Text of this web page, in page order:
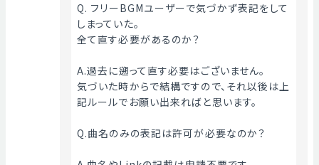
Q. フリーBGMユーザーで気づかず表記をして
しまっていた。
全て直す必要があるのか？
A.過去に遡って直す必要はございません。
気づいた時からで結構ですので、それ以後は上
記ルールでお願い出来ればと思います。
Q.曲名のみの表記は許可が必要なのか？